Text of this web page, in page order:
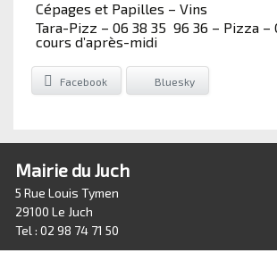
Cépages et Papilles – Vins
Tara-Pizz – 06 38 35 96 36 – Pizza –
cours d’après-midi
Facebook Bluesky
Mairie du Juch
5 Rue Louis Tymen
29100 Le Juch
Tel : 02 98 74 71 50